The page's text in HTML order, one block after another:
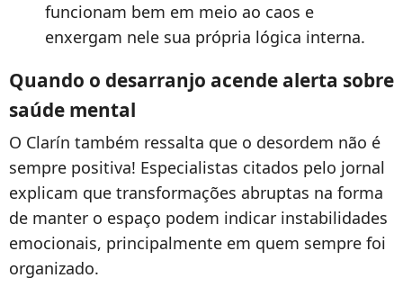
funcionam bem em meio ao caos e
enxergam nele sua própria lógica interna.
Quando o desarranjo acende alerta sobre
saúde mental
O Clarín também ressalta que o desordem não é
sempre positiva! Especialistas citados pelo jornal
explicam que transformações abruptas na forma
de manter o espaço podem indicar instabilidades
emocionais, principalmente em quem sempre foi
organizado.